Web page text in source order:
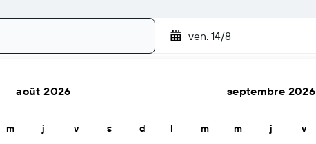
- ven. 14/8
août 2026
m j v s d
septembre 2026
l m m j v